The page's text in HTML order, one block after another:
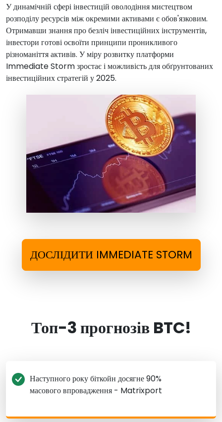
У динамічній сфері інвестицій оволодіння мистецтвом
розподілу ресурсів між окремими активами є обов'язковим.
Отримавши знання про безліч інвестиційних інструментів,
інвестори готові освоїти принципи проникливого
різноманіття активів. У міру розвитку платформи
Immediate Storm зростає і можливість для обґрунтованих
інвестиційних стратегій у 2025.
ДОСЛІДИТИ IMMEDIATE STORM
Топ-3 прогнозів BTC!
Наступного року біткойн досягне 90%
масового впровадження - Matrixport